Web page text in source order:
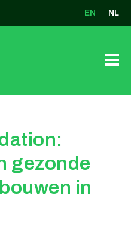
EN NL
gezonde
in